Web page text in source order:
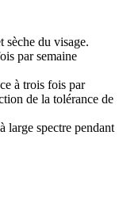
sèche du visage.
par semaine
à trois fois par
de la tolérance de
large spectre pendant